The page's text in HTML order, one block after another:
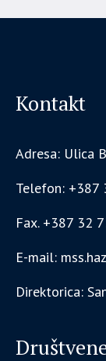
Kontakt
Adresa: Ulica
Telefon: +387
Fax. +387 32
E-mail:
Direktorica: